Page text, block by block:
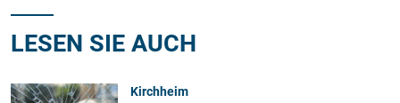
LESEN SIE AUCH
Kirchheim